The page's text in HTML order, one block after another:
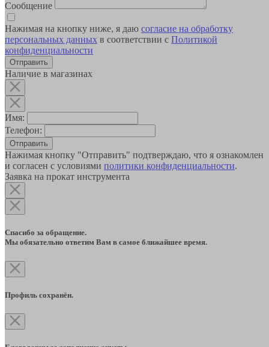
Сообщение
Нажимая на кнопку ниже, я даю согласие на обработку
персональных данных в соответствии с Политикой
конфиденциальности
Наличие в магазинах
Имя:
Телефон:
Отправить
Нажимая кнопку "Отправить" подтверждаю, что я ознакомлен
и согласен с условиями политики конфиденциальности.
Заявка на прокат инструмента
Спасибо за обращение.
Мы обязательно ответим Вам в самое ближайшее время.
Профиль сохранён.